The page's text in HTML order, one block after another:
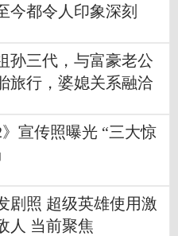
今都令人印象深刻
孙三代，与富豪老公
旅行，婆媳关系融洽
》宣传照曝光 “三大惊
剧照 超级英雄使用激
人 当前聚焦